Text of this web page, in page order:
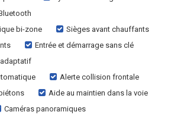
bi-zone
Sièges avant chauffants
Entrée et démarrage sans clé
Alerte collision frontale
Aide au maintien dans la voie
Caméras panoramiques